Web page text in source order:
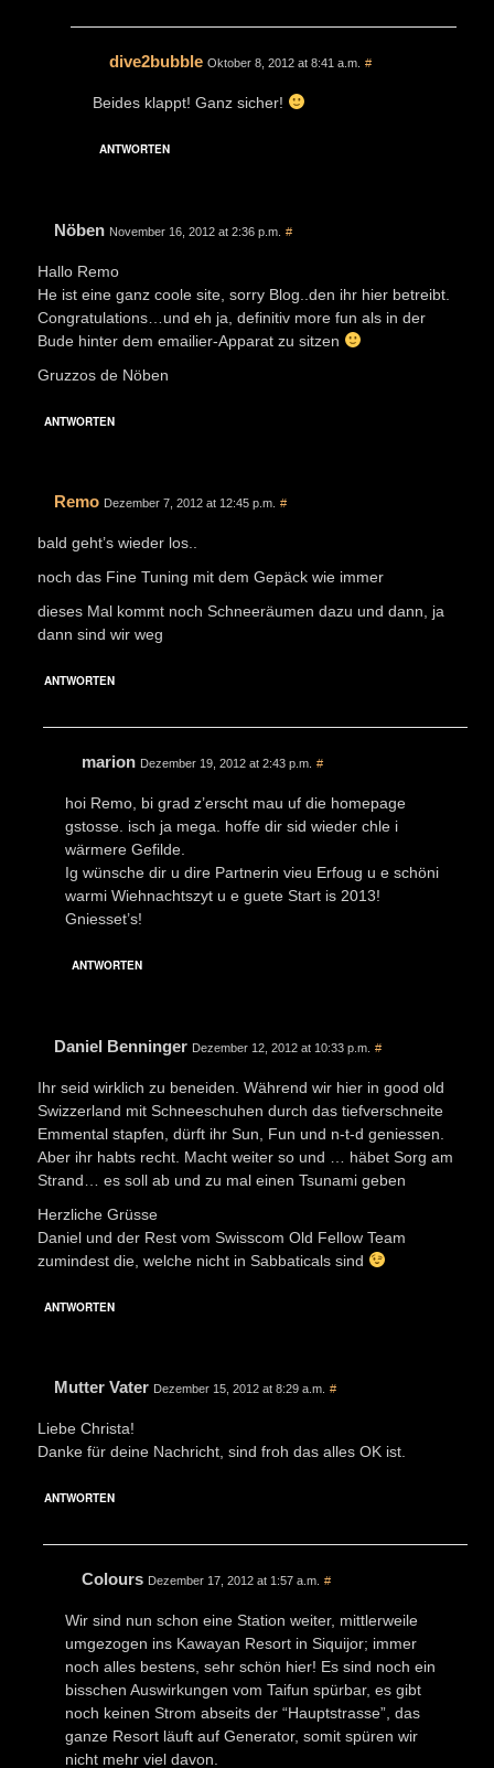
dive2bubble Oktober 8, 2012 at 8:41 a.m. #
Beides klappt! Ganz sicher!
ANTWORTEN
Nöben November 16, 2012 at 2:36 p.m. #
Hallo Remo
He ist eine ganz coole site, sorry Blog..den ihr hier betreibt.
Congratulations…und eh ja, definitiv more fun als in der
Bude hinter dem emailier-Apparat zu sitzen
Gruzzos de Nöben
ANTWORTEN
Remo Dezember 7, 2012 at 12:45 p.m. #
bald geht’s wieder los..
noch das Fine Tuning mit dem Gepäck wie immer
dieses Mal kommt noch Schneeräumen dazu und dann, ja
dann sind wir weg
ANTWORTEN
marion Dezember 19, 2012 at 2:43 p.m. #
hoi Remo, bi grad z’erscht mau uf die homepage
gstosse. isch ja mega. hoffe dir sid wieder chle i
wärmere Gefilde.
Ig wünsche dir u dire Partnerin vieu Erfoug u e schöni
warmi Wiehnachtszyt u e guete Start is 2013!
Gniesset’s!
ANTWORTEN
Daniel Benninger Dezember 12, 2012 at 10:33 p.m. #
Ihr seid wirklich zu beneiden. Während wir hier in good old
Swizzerland mit Schneeschuhen durch das tiefverschneite
Emmental stapfen, dürft ihr Sun, Fun und n-t-d geniessen.
Aber ihr habts recht. Macht weiter so und … häbet Sorg am
Strand… es soll ab und zu mal einen Tsunami geben
Herzliche Grüsse
Daniel und der Rest vom Swisscom Old Fellow Team
zumindest die, welche nicht in Sabbaticals sind
ANTWORTEN
Mutter Vater Dezember 15, 2012 at 8:29 a.m. #
Liebe Christa!
Danke für deine Nachricht, sind froh das alles OK ist.
ANTWORTEN
Colours Dezember 17, 2012 at 1:57 a.m. #
Wir sind nun schon eine Station weiter, mittlerweile
umgezogen ins Kawayan Resort in Siquijor; immer
noch alles bestens, sehr schön hier! Es sind noch ein
bisschen Auswirkungen vom Taifun spürbar, es gibt
noch keinen Strom abseits der “Hauptstrasse”, das
ganze Resort läuft auf Generator, somit spüren wir
nicht mehr viel davon.